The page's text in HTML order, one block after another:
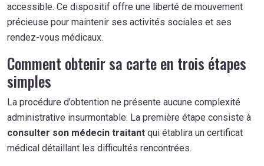
accessible. Ce dispositif offre une liberté de mouvement
précieuse pour maintenir ses activités sociales et ses
rendez-vous médicaux.
Comment obtenir sa carte en trois étapes
simples
La procédure d’obtention ne présente aucune complexité
administrative insurmontable. La première étape consiste à
consulter son médecin traitant qui établira un certificat
médical détaillant les difficultés rencontrées.